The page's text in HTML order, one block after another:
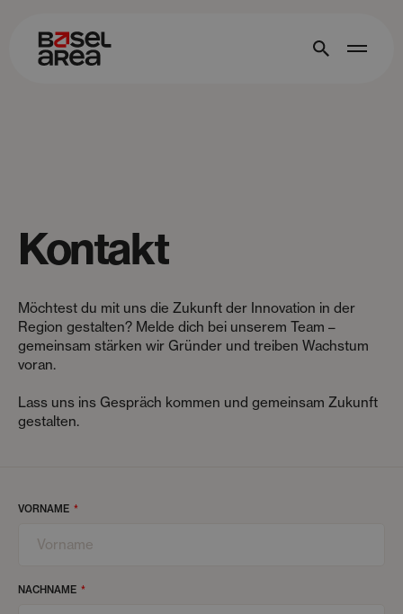
Kontakt
Möchtest du mit uns die Zukunft der Innovation in der
Region gestalten? Melde dich bei unserem Team –
gemeinsam stärken wir Gründer und treiben Wachstum
voran.
Lass uns ins Gespräch kommen und gemeinsam Zukunft
gestalten.
VORNAME
NACHNAME